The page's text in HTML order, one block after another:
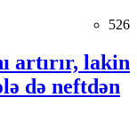
526
artırır, lakin
də neftdən